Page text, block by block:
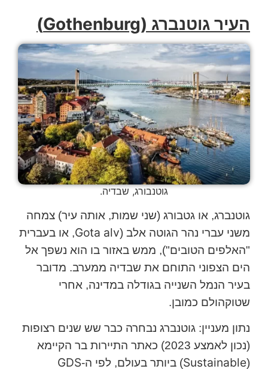
העיר גוטנברג (Gothenburg
)
גוטנבורג, שבדיה.
גוטנברג, או גטבורג (שני שמות, אותה עיר) צמחה
משני עברי נהר הגוטה אלב (Gota alv, או בעברית
"האלפים הטובים"), ממש באזור בו הוא נשפך אל
הים הצפוני התוחם את שבדיה ממערב. מדובר
בעיר הנמל השנייה בגודלה במדינה, אחרי
שטוקהולם כמובן.
נתון מעניין: גוטנברג נבחרה כבר שש שנים רצופות
(נכון לאמצע 2023) כאתר התיירות בר הקיימא
(
Sustainable) ביותר בעולם, לפי ה-GDS